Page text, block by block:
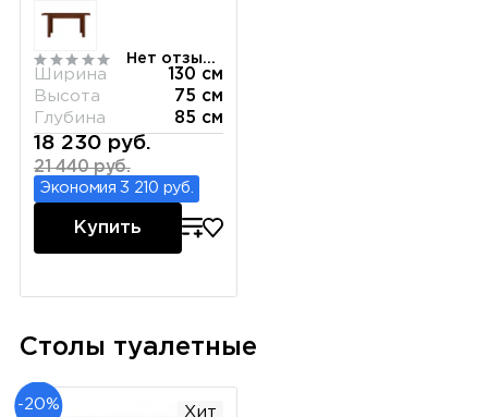
Нет отзывов
Ширина
130 см
Высота
75 см
Глубина
85 см
18 230 руб.
21 440 руб.
Экономия 3 210 руб.
Купить
Столы туалетные
-20% Хит